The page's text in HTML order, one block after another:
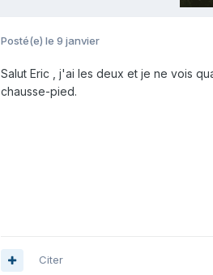
Posté(e) le 9 janvier
Salut Eric , j'ai les deux et je ne vois
chausse-pied.
Citer